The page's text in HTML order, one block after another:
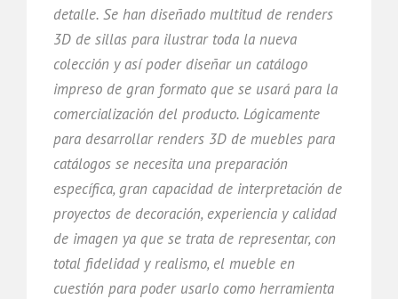
detalle. Se han diseñado multitud de renders
3D de sillas para ilustrar toda la nueva
colección y así poder diseñar un catálogo
impreso de gran formato que se usará para la
comercialización del producto. Lógicamente
para desarrollar renders 3D de muebles para
catálogos se necesita una preparación
específica, gran capacidad de interpretación de
proyectos de decoración, experiencia y calidad
de imagen ya que se trata de representar, con
total fidelidad y realismo, el mueble en
cuestión para poder usarlo como herramienta